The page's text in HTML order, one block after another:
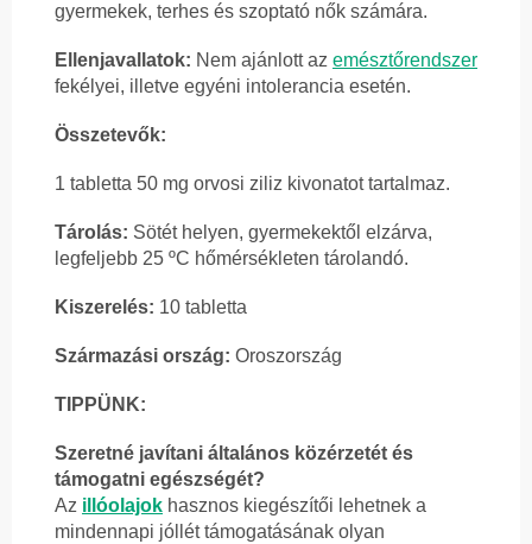
gyermekek, terhes és szoptató nők számára.
Ellenjavallatok: Nem ajánlott az emésztőrendszer
fekélyei, illetve egyéni intolerancia esetén.
Összetevők:
1 tabletta 50 mg orvosi ziliz kivonatot tartalmaz.
Tárolás: Sötét helyen, gyermekektől elzárva,
legfeljebb 25 ºC hőmérsékleten tárolandó.
Kiszerelés: 10 tabletta
Származási ország: Oroszország
TIPPÜNK:
Szeretné javítani általános közérzetét és
támogatni egészségét?
Az illóolajok hasznos kiegészítői lehetnek a
mindennapi jóllét támogatásának olyan